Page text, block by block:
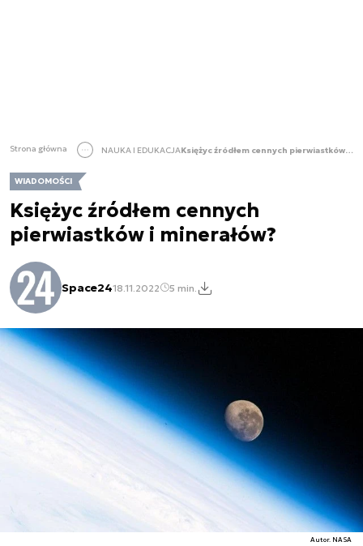
Strona główna NAUKA I EDUKACJA Księżyc źródłem cennych pierwiastków i minerałów?
WIADOMOŚCI
Księżyc źródłem cennych
pierwiastków i minerałów?
Space2418.11.2022 5 min.
Autor. NASA